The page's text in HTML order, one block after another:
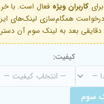
کاربران ویژه فعال است. با
و دقایقی بعد به لینک سوم آن
کیفیت:
سوم